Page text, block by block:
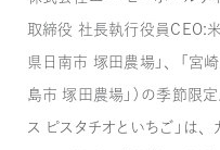
取締役 社長執行役員CEO：
県日南市 塚田農場」、「宮
島市 塚田農場」）の季節限定
ス ピスタチオといちご」は